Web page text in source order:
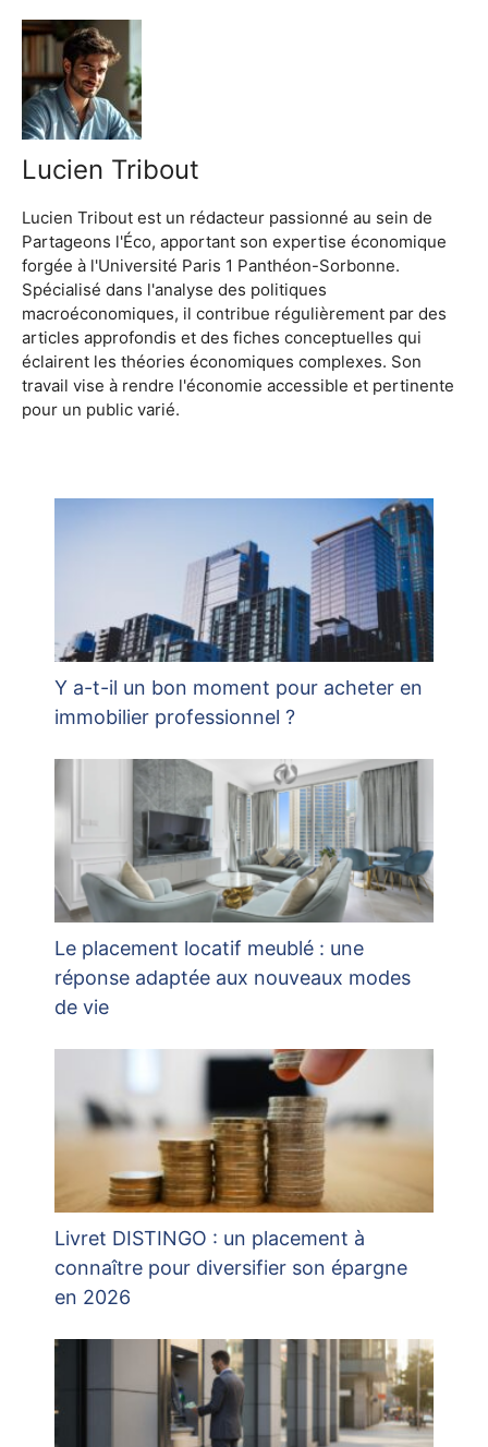
Lucien Tribout
Lucien Tribout est un rédacteur passionné au sein de
Partageons l'Éco, apportant son expertise économique
forgée à l'Université Paris 1 Panthéon-Sorbonne.
Spécialisé dans l'analyse des politiques
macroéconomiques, il contribue régulièrement par des
articles approfondis et des fiches conceptuelles qui
éclairent les théories économiques complexes. Son
travail vise à rendre l'économie accessible et pertinente
pour un public varié.
Y a-t-il un bon moment pour acheter en
immobilier professionnel ?
Le placement locatif meublé : une
réponse adaptée aux nouveaux modes
de vie
Livret DISTINGO : un placement à
connaître pour diversifier son épargne
en 2026